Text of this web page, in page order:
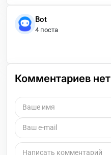
Bot
4 поста
Комментариев нет